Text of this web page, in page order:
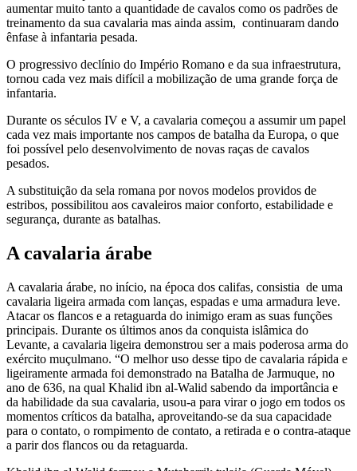
aumentar muito tanto a quantidade de cavalos como os padrões de
treinamento da sua cavalaria mas ainda assim, continuaram dando
ênfase à infantaria pesada.
O progressivo declínio do Império Romano e da sua infraestrutura,
tornou cada vez mais difícil a mobilização de uma grande força de
infantaria.
Durante os séculos IV e V, a cavalaria começou a assumir um papel
cada vez mais importante nos campos de batalha da Europa, o que
foi possível pelo desenvolvimento de novas raças de cavalos
pesados.
A substituição da sela romana por novos modelos providos de
estribos, possibilitou aos cavaleiros maior conforto, estabilidade e
segurança, durante as batalhas.
A cavalaria árabe
A cavalaria árabe, no início, na época dos califas, consistia de uma
cavalaria ligeira armada com lanças, espadas e uma armadura leve.
Atacar os flancos e a retaguarda do inimigo eram as suas funções
principais. Durante os últimos anos da conquista islâmica do
Levante, a cavalaria ligeira demonstrou ser a mais poderosa arma do
exército muçulmano. “O melhor uso desse tipo de cavalaria rápida e
ligeiramente armada foi demonstrado na Batalha de Jarmuque, no
ano de 636, na qual Khalid ibn al-Walid sabendo da importância e
da habilidade da sua cavalaria, usou-a para virar o jogo em todos os
momentos críticos da batalha, aproveitando-se da sua capacidade
para o contato, o rompimento de contato, a retirada e o contra-ataque
a parir dos flancos ou da retaguarda.